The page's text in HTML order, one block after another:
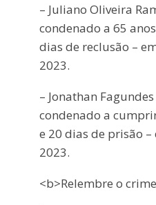
– Juliano Oliveira
condenado a 65
dias de reclusão –
2023.
– Jonathan
condenado a
e 20 dias de prisão
2023.
<b>Relembre o